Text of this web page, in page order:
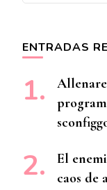
ENTRADAS
El
caos de